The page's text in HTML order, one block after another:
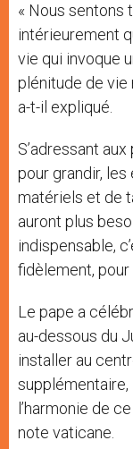
« Nous sentons
intérieurement
vie qui invoque
plénitude de vie
a-t-il expliqué.
S’adressant
pour grandir,
matériels et de
auront plus
indispensable,
fidèlement, pour
Le pape a
au-dessous du
installer au
supplémentaire,
l’harmonie de
note vaticane.